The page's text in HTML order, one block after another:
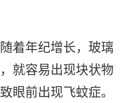
着年纪增长，玻璃
就容易出现块状物
眼前出现飞蚊症。